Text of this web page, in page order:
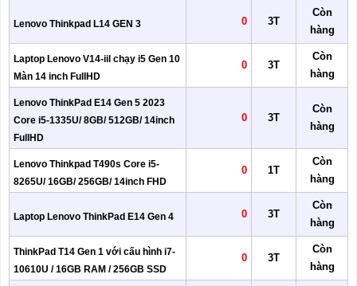
Lenovo Thinkpad L14 GEN 3 0 3T
Còn
hàng
Laptop Lenovo V14-iil chạy i5 Gen 10
Màn 14 inch FullHD
0 3T
Còn
hàng
Lenovo ThinkPad E14 Gen 5 2023
Core i5-1335U/ 8GB/ 512GB/ 14inch
FullHD
0 3T
Còn
hàng
Lenovo Thinkpad T490s Core i5-
8265U/ 16GB/ 256GB/ 14inch FHD
0 1T
Còn
hàng
Laptop Lenovo ThinkPad E14 Gen 4 0 3T
Còn
hàng
ThinkPad T14 Gen 1 với cấu hình i7-
10610U / 16GB RAM / 256GB SSD
0 3T
Còn
hàng